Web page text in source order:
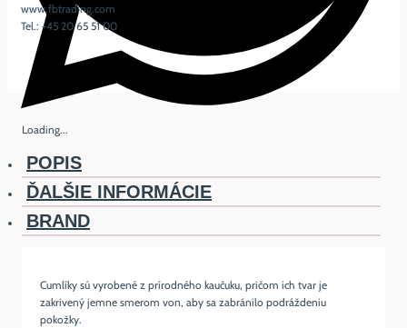
www.fbtrading.com
Tel.: +45 20 65 51 00
Loading...
POPIS
ĎALŠIE INFORMÁCIE
BRAND
Cumlíky sú vyrobené z prírodného kaučuku, pričom ich tvar je
zakrivený jemne smerom von, aby sa zabránilo podráždeniu
pokožky.